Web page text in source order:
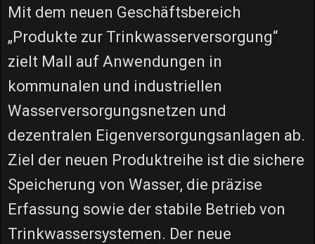
Mit dem neuen Geschäftsbereich
„Produkte zur Trinkwasserversorgung“
zielt Mall auf Anwendungen in
kommunalen und industriellen
Wasserversorgungsnetzen und
dezentralen Eigenversorgungsanlagen ab.
Ziel der neuen Produktreihe ist die sichere
Speicherung von Wasser, die präzise
Erfassung sowie der stabile Betrieb von
Trinkwassersystemen. Der neue